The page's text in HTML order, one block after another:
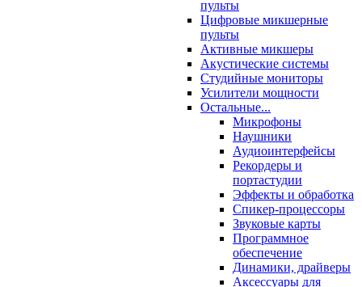
пульты
Цифровые микшерные
пульты
Активные микшеры
Акустические системы
Студийные мониторы
Усилители мощности
Остальные...
Микрофоны
Наушники
Аудиоинтерфейсы
Рекордеры и
портастудии
Эффекты и обработка
Спикер-процессоры
Звуковые карты
Программное
обеспечение
Динамики, драйверы
Аксессуары для